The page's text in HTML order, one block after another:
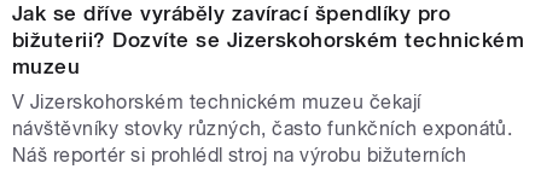
Jak se dříve vyráběly zavírací špendlíky pro
bižuterii? Dozvíte se Jizerskohorském technickém
muzeu
V Jizerskohorském technickém muzeu čekají
návštěvníky stovky různých, často funkčních exponátů.
Náš reportér si prohlédl stroj na výrobu bižuterních